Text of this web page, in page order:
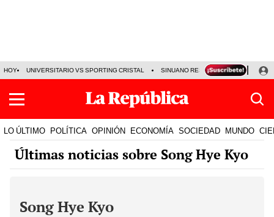
HOY UNIVERSITARIO VS SPORTING CRISTAL SINUANO RESULTADOS HOY
LO ÚLTIMO POLÍTICA OPINIÓN ECONOMÍA SOCIEDAD MUNDO
Últimas noticias sobre Song Hye Kyo
Song Hye Kyo